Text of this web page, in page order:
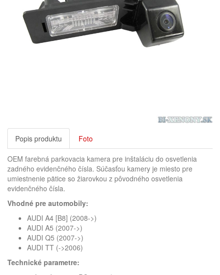
Popis produktu Foto
OEM farebná parkovacia kamera pre inštaláciu do osvetlenia
zadného evidenčného čísla. Súčasťou kamery je miesto pre
umiestnenie pätice so žiarovkou z pôvodného osvetlenia
evidenčného čísla.
Vhodné pre automobily:
AUDI A4 [B8] (2008->)
AUDI A5 (2007->)
AUDI Q5 (2007->)
AUDI TT (->2006)
Technické parametre: